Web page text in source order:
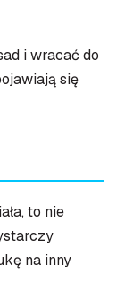
i wracać do
się
to nie
na inny